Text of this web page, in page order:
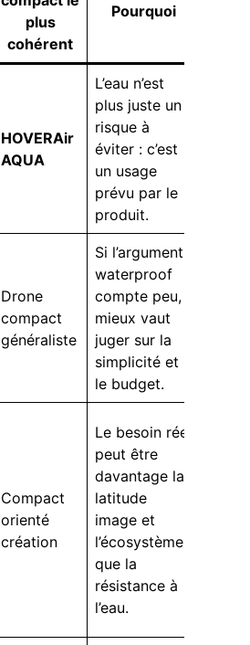
plus
cohérent
Pourquoi
HOVERAir
AQUA
L’eau n’est
plus juste un
risque à
éviter : c’est
un usage
prévu par le
produit.
Drone
compact
généraliste
Si l’argument
waterproof
compte peu,
mieux vaut
juger sur la
simplicité et
le budget.
Compact
orienté
création
Le besoin réel
peut être
davantage la
latitude
image et
l’écosystème
que la
résistance à
l’eau.